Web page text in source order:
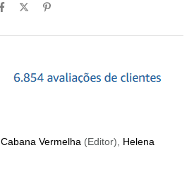
Cabana Vermelha (Editor), Helena